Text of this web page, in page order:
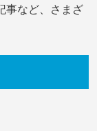
事など、さまざ